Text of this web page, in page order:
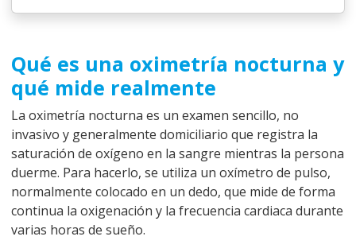
Qué es una oximetría nocturna y
qué mide realmente
La oximetría nocturna es un examen sencillo, no
invasivo y generalmente domiciliario que registra la
saturación de oxígeno en la sangre mientras la persona
duerme. Para hacerlo, se utiliza un oxímetro de pulso,
normalmente colocado en un dedo, que mide de forma
continua la oxigenación y la frecuencia cardiaca durante
varias horas de sueño.